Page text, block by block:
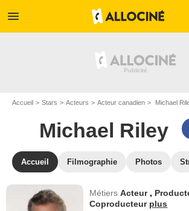
menu
Accueil Stars Acteurs Acteur canadien Michael
Michael Riley
Accueil Filmographie Photos
MétiersActeur ,
Coproducteur plus